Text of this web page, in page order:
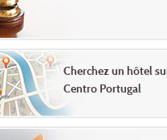
Cherchez un hôtel
Centro Portugal